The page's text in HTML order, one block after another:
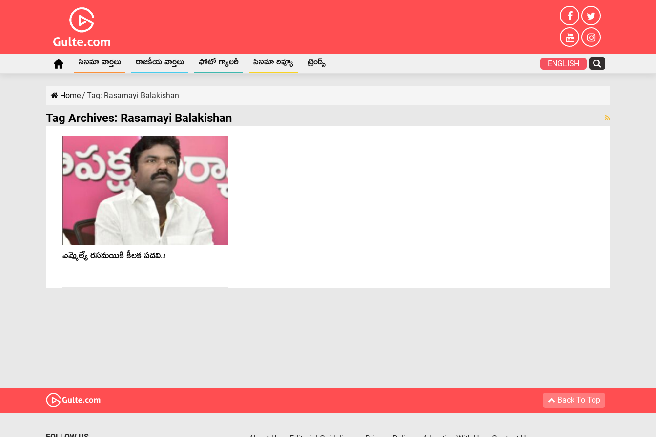
సినిమా వార్తలు రాజకీయ వార్తలు ఫోటో గ్యాలరీ సినిమా రివ్యూ ట్రెండ్స్ ENGLISH
Home/ Tag: Rasamayi Balakishan
Tag Archives: Rasamayi Balakishan
ఎమ్మెల్యే రసమయికి కీలక పదవి..!
Back To Top